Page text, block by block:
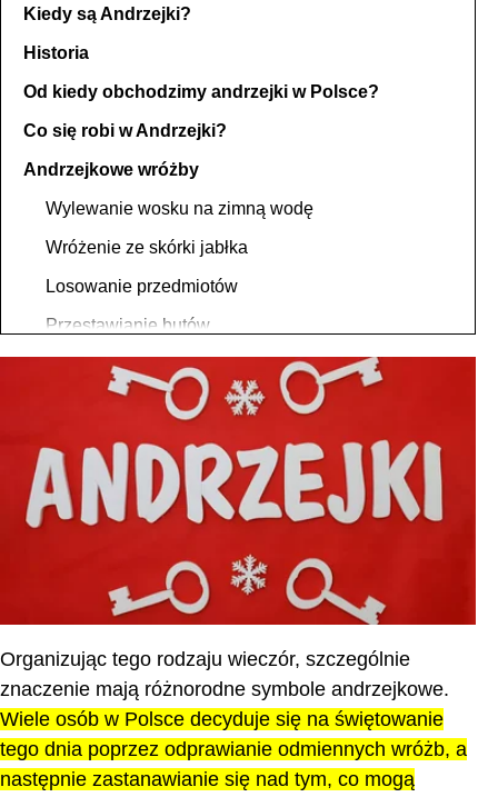
Kiedy są Andrzejki?
Historia
Od kiedy obchodzimy andrzejki w Polsce?
Co się robi w Andrzejki?
Andrzejkowe wróżby
Wylewanie wosku na zimną wodę
Wróżenie ze skórki jabłka
Losowanie przedmiotów
Przestawianie butów
Kartki z imionami
Wróżby indywidualne
Ciekawostki o Andrzejkach
Inne święta w Polsce
Zakończenie
Najczęściej zadawane pytania
Organizując tego rodzaju wieczór, szczególnie
znaczenie mają różnorodne symbole andrzejkowe.
Wiele osób w Polsce decyduje się na świętowanie
tego dnia poprzez odprawianie odmiennych wróżb, a
następnie zastanawianie się nad tym, co mogą